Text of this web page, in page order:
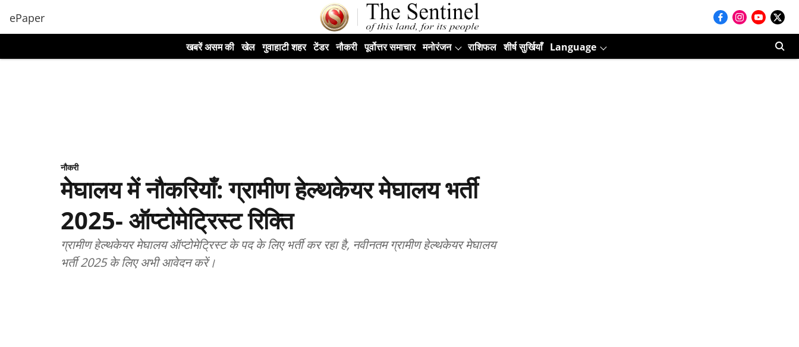
ePaper
खबरें असम की खेल गुवाहाटी शहर टेंडर नौकरी पूर्वोत्तर समाचार मनोरंजन राशिफल शीर्ष सुर्खियाँ Language
नौकरी
मेघालय में नौकरियाँ: ग्रामीण हेल्थकेयर मेघालय भर्ती
2025- ऑप्टोमेट्रिस्ट रिक्ति
ग्रामीण हेल्थकेयर मेघालय ऑप्टोमेट्रिस्ट के पद के लिए भर्ती कर रहा है, नवीनतम ग्रामीण हेल्थकेयर मेघालय
भर्ती 2025 के लिए अभी आवेदन करें।